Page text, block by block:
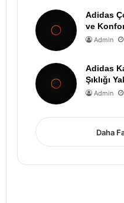
Adidas
ve
Admin
Adidas
Şıklığı
Admin
Daha